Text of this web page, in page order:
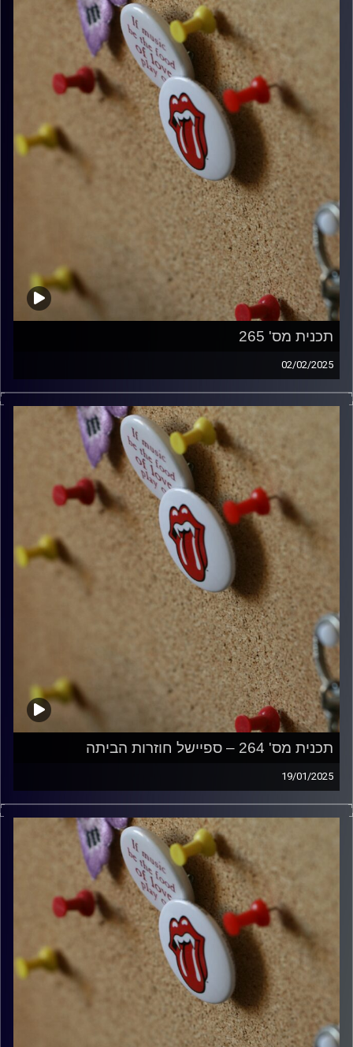
תכנית מס' 265
02/02/2025
קלאסיקות רוק עם אורן הוף
włodi
תכנית מס' 264 – ספיישל חוזרות הביתה
19/01/2025
קלאסיקות רוק עם אורן הוף
włodi